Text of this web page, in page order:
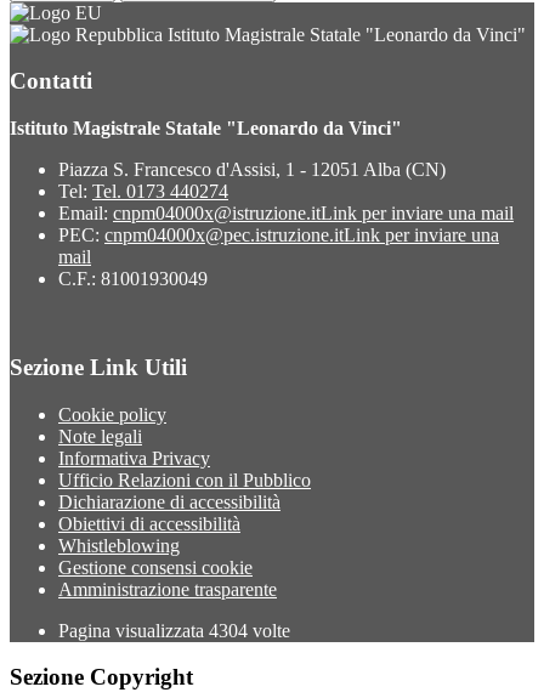
Istituto Magistrale Statale "Leonardo da Vinci"
Contatti
Istituto Magistrale Statale "Leonardo da Vinci"
Piazza S. Francesco d'Assisi, 1 - 12051 Alba (CN)
Tel: Tel. 0173 440274
Email: cnpm04000x@istruzione.itLink per inviare una mail
PEC: cnpm04000x@pec.istruzione.itLink per inviare una
mail
C.F.: 81001930049
Sezione Link Utili
Cookie policy
Note legali
Informativa Privacy
Ufficio Relazioni con il Pubblico
Dichiarazione di accessibilità
Obiettivi di accessibilità
Whistleblowing
Gestione consensi cookie
Amministrazione trasparente
Pagina visualizzata 4304 volte
Sezione Copyright